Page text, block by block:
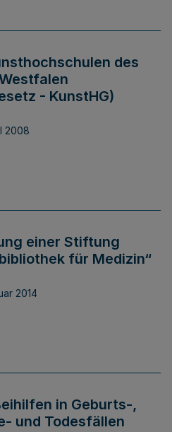
des
- KunstHG)
2008
einer Stiftung
für Medizin“
2014
in Geburts-,
und Todesfällen